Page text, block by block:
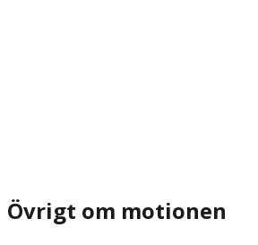
Övrigt om motionen